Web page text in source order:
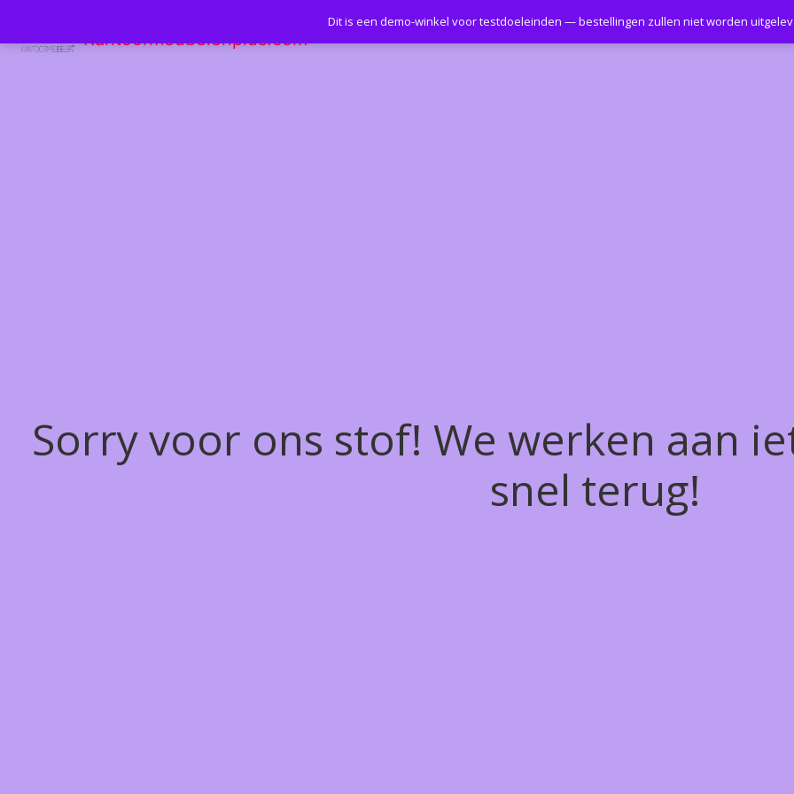
Kantoormeubelenplus.com
Sorry voor ons stof! We werken aan
snel terug!
Dit is een demo-winkel voor testdoeleinden — bestellingen zullen niet worden